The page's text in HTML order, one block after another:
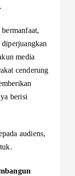
media
cenderung
berisi
audiens,